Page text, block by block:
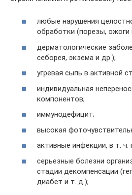
любые нарушения
обработки (порезы, ожоги
дерматологические
себорея, экзема и др.);
угревая сыпь в активной
индивидуальная
компонентов;
иммунодефицит;
высокая
активные инфекции, в т. ч.
серьезные болезни
стадии декомпенсации
диабет и т. д.);